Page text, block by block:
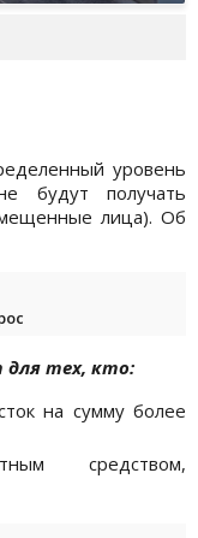
уровень
будут получать
лица). Об
тех, кто:
на сумму более
средством,